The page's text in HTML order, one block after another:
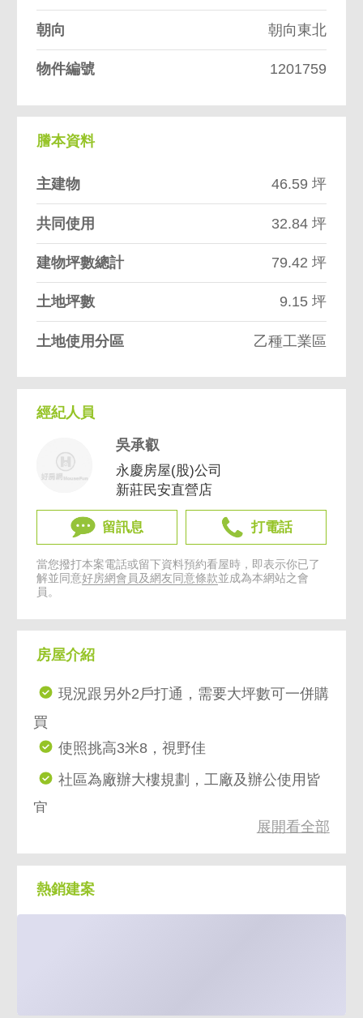
朝向 朝向東北
物件編號 1201759
謄本資料
主建物 46.59 坪
共同使用 32.84 坪
建物坪數總計 79.42 坪
土地坪數 9.15 坪
土地使用分區 乙種工業區
經紀人員
吳承叡
永慶房屋(股)公司
新莊民安直營店
留訊息 打電話
當您撥打本案電話或留下資料預約看屋時，即表示你已了
解並同意好房網會員及網友同意條款並成為本網站之會
員。
房屋介紹
現況跟另外2戶打通，需要大坪數可一併購
買
使照挑高3米8，視野佳
社區為廠辦大樓規劃，工廠及辦公使用皆
宜
1樓有彰化銀行，有大型貨櫃車御貨區好便
利
社區有4台客用電梯，2台載重2噸貨梯
展開看全部
熱銷建案